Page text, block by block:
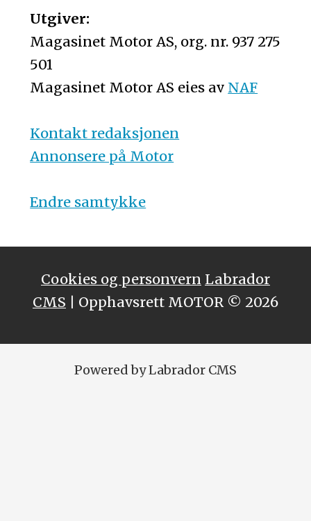
Utgiver:
Magasinet Motor AS, org. nr. 937 275
501
Magasinet Motor AS eies av NAF
Kontakt redaksjonen
Annonsere på Motor
Endre samtykke
Cookies og personvern Labrador
CMS | Opphavsrett MOTOR © 2026
Powered by Labrador CMS